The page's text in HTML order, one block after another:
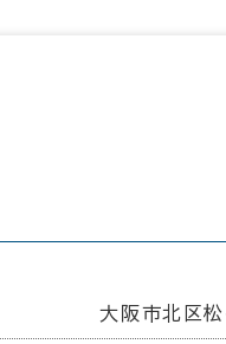
大阪市北区